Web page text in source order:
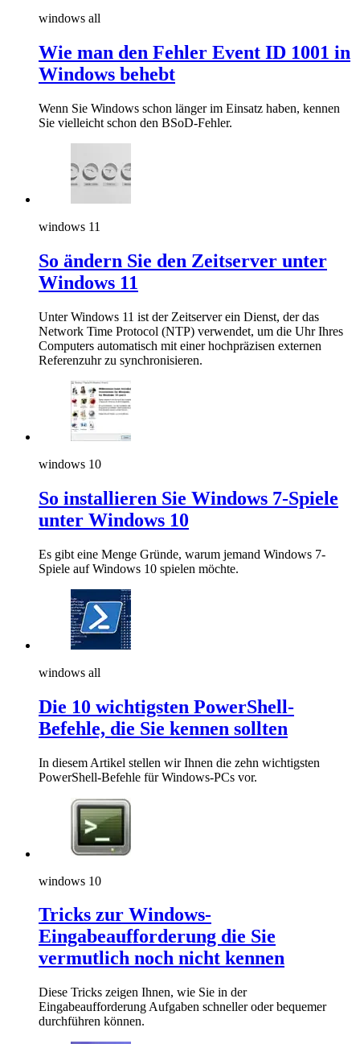
windows all
Wie man den Fehler Event ID 1001 in
Windows behebt
Wenn Sie Windows schon länger im Einsatz haben, kennen
Sie vielleicht schon den BSoD-Fehler.
windows 11
So ändern Sie den Zeitserver unter
Windows 11
Unter Windows 11 ist der Zeitserver ein Dienst, der das
Network Time Protocol (NTP) verwendet, um die Uhr Ihres
Computers automatisch mit einer hochpräzisen externen
Referenzuhr zu synchronisieren.
windows 10
So installieren Sie Windows 7-Spiele
unter Windows 10
Es gibt eine Menge Gründe, warum jemand Windows 7-
Spiele auf Windows 10 spielen möchte.
windows all
Die 10 wichtigsten PowerShell-
Befehle, die Sie kennen sollten
In diesem Artikel stellen wir Ihnen die zehn wichtigsten
PowerShell-Befehle für Windows-PCs vor.
windows 10
Tricks zur Windows-
Eingabeaufforderung die Sie
vermutlich noch nicht kennen
Diese Tricks zeigen Ihnen, wie Sie in der
Eingabeaufforderung Aufgaben schneller oder bequemer
durchführen können.